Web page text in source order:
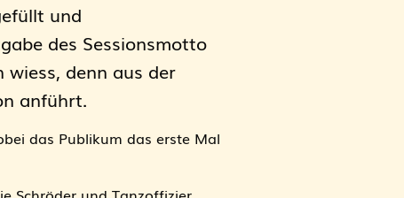
und
des Sessionsmotto
wiess, denn aus der
anführt.
das Publikum das erste Mal